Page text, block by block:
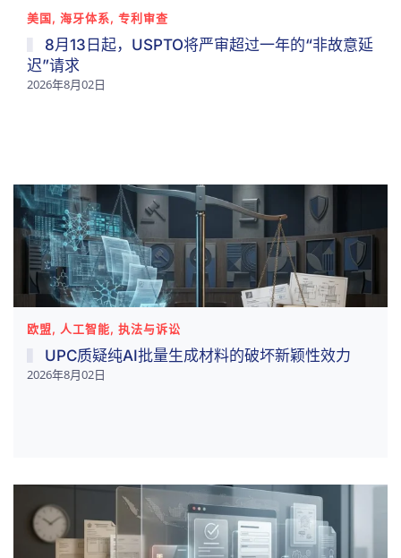
美国, 海牙体系, 专利审查
8月13日起，USPTO将严审超过一年的“非故意延
迟”请求
2026年8月02日
欧盟, 人工智能, 执法与诉讼
UPC质疑纯AI批量生成材料的破坏新颖性效力
2026年8月02日